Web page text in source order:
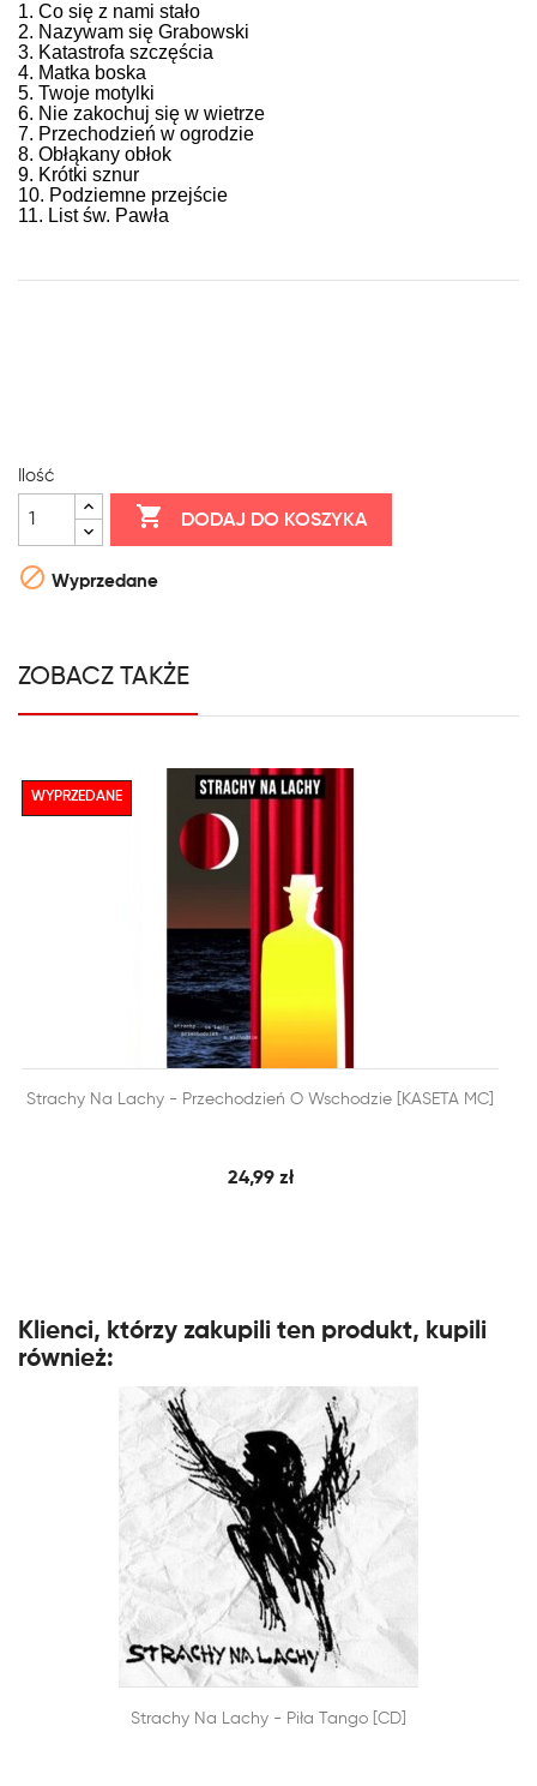
1. Co się z nami stało
2. Nazywam się Grabowski
3. Katastrofa szczęścia
4. Matka boska
5. Twoje motylki
6. Nie zakochuj się w wietrze
7. Przechodzień w ogrodzie
8. Obłąkany obłok
9. Krótki sznur
10. Podziemne przejście
11. List św. Pawła
Ilość
 DODAJ DO KOSZYKA
 Wyprzedane
ZOBACZ TAKŻE
 DODAJ DO KOSZYKA SZYBKI PODGLĄD
Strachy Na Lachy - Przechodzień O Wschodzie [KASETA MC]
24,99 zł
WYPRZEDANE
Klienci, którzy zakupili ten produkt, kupili
również:
DODAJ DO KOSZYKASZYBKI PODGLĄD
Strachy Na Lachy - Piła Tango [CD]